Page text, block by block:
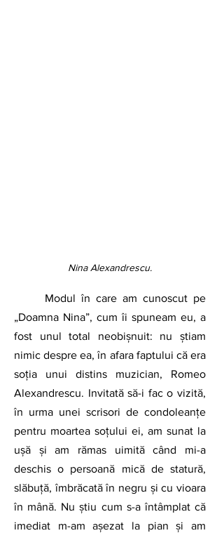
Nina Alexandrescu.
„Doamna Nina”, cum îi spuneam eu, a
fost unul total neobișnuit: nu știam
nimic despre ea, în afara faptului că era
soția unui distins muzician, Romeo
Alexandrescu. Invitată să-i fac o vizită,
în urma unei scrisori de condoleanțe
pentru moartea soțului ei, am sunat la
ușă și am rămas uimită când mi-a
deschis o persoană mică de statură,
slăbuță, îmbrăcată în negru și cu vioara
în mână. Nu știu cum s-a întâmplat că
imediat m-am așezat la pian și am